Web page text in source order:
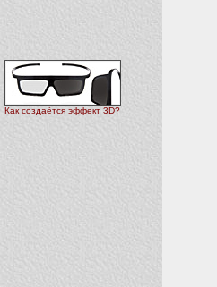
Как создаётся эффект 3D?